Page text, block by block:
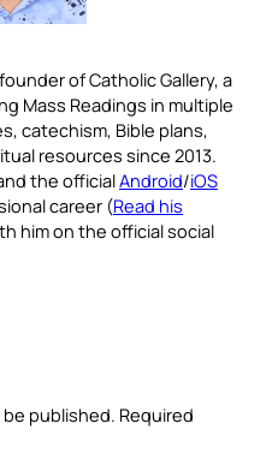
of Catholic Gallery, a
Mass Readings in multiple
catechism, Bible plans,
resources since 2013.
the officialAndroid/iOS
career (Read his
him on the official social
be published. Required